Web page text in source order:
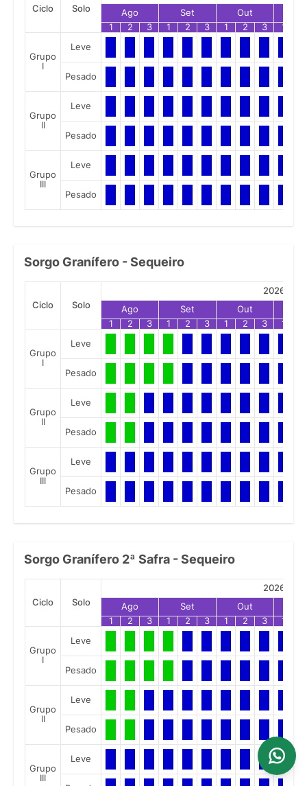
Ciclo Solo
Ago
Set Out
1
2 3 1 2 3 1 2 3 1
Grupo
I
Leve
Pesado
Grupo
II
Leve
Pesado
Grupo
III
Leve
Pesado
Sorgo Granífero - Sequeiro
Ciclo Solo
2026
Ago
Set Out
1
2 3 1 2 3 1 2 3 1
Grupo
I
Leve
Pesado
Grupo
II
Leve
Pesado
Grupo
III
Leve
Pesado
Sorgo Granífero 2ª Safra - Sequeiro
Ciclo Solo
2026
Ago
Set Out
1
2 3 1 2 3 1 2 3 1
Grupo
I
Leve
Pesado
Grupo
II
Leve
Pesado
Grupo
III
Leve